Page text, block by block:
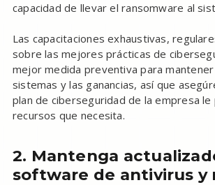
capacidad de llevar el ransomware al
Las capacitaciones exhaustivas,
sobre las mejores prácticas de
mejor medida preventiva para
sistemas y las ganancias, así que
plan de ciberseguridad de la empresa
recursos que necesita.
2. Mantenga
software de antivirus y